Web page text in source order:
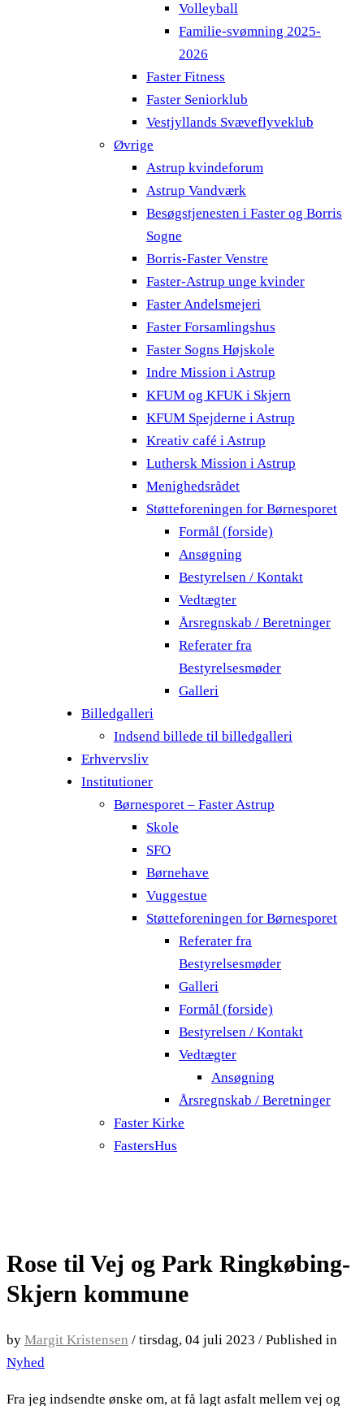
Volleyball
Familie-svømning 2025-
2026
Faster Fitness
Faster Seniorklub
Vestjyllands Svæveflyveklub
Øvrige
Astrup kvindeforum
Astrup Vandværk
Besøgstjenesten i Faster og Borris
Sogne
Borris-Faster Venstre
Faster-Astrup unge kvinder
Faster Andelsmejeri
Faster Forsamlingshus
Faster Sogns Højskole
Indre Mission i Astrup
KFUM og KFUK i Skjern
KFUM Spejderne i Astrup
Kreativ café i Astrup
Luthersk Mission i Astrup
Menighedsrådet
Støtteforeningen for Børnesporet
Formål (forside)
Ansøgning
Bestyrelsen / Kontakt
Vedtægter
Årsregnskab / Beretninger
Referater fra
Bestyrelsesmøder
Galleri
Billedgalleri
Indsend billede til billedgalleri
Erhvervsliv
Institutioner
Børnesporet – Faster Astrup
Skole
SFO
Børnehave
Vuggestue
Støtteforeningen for Børnesporet
Referater fra
Bestyrelsesmøder
Galleri
Formål (forside)
Bestyrelsen / Kontakt
Vedtægter
Ansøgning
Årsregnskab / Beretninger
Faster Kirke
FastersHus
Rose til Vej og Park Ringkøbing-
Skjern kommune
by Margit Kristensen / tirsdag, 04 juli 2023 / Published in
Nyhed
Fra jeg indsendte ønske om, at få lagt asfalt mellem vej og